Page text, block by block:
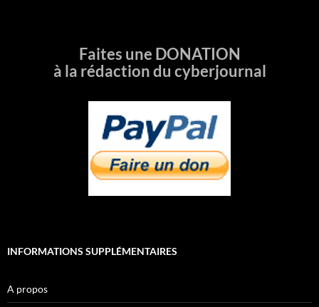
Faites une DONATION
à la rédaction du cyberjournal
INFORMATIONS SUPPLÉMENTAIRES
A propos